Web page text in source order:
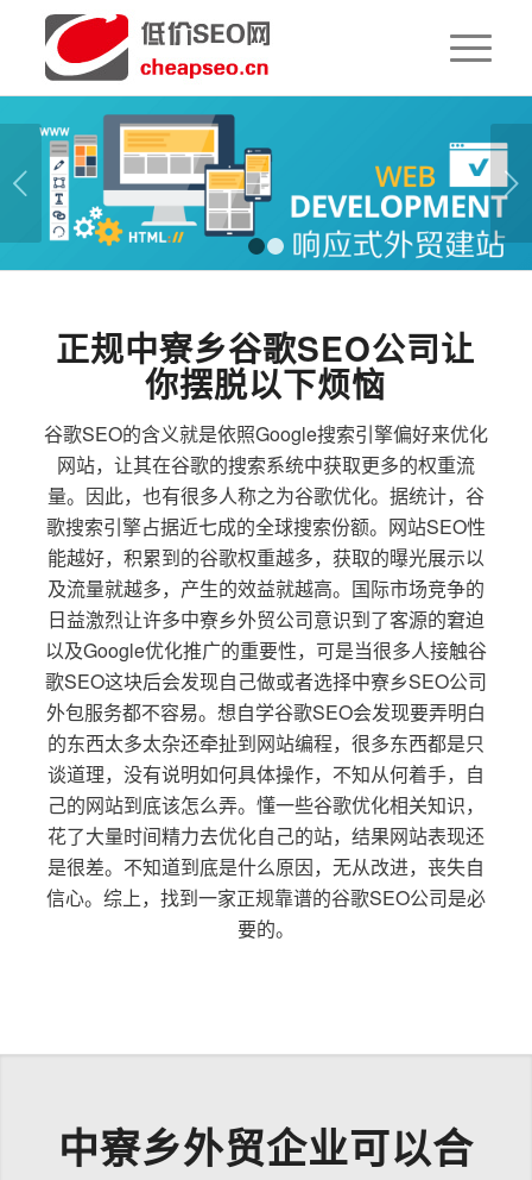
下一页
1 2
正规中寮乡谷歌SEO公司让
你摆脱以下烦恼
谷歌SEO的含义就是依照Google搜索引擎偏好来优化
网站，让其在谷歌的搜索系统中获取更多的权重流
量。因此，也有很多人称之为谷歌优化。据统计，谷
歌搜索引擎占据近七成的全球搜索份额。网站SEO性
能越好，积累到的谷歌权重越多，获取的曝光展示以
及流量就越多，产生的效益就越高。国际市场竞争的
日益激烈让许多中寮乡外贸公司意识到了客源的窘迫
以及Google优化推广的重要性，可是当很多人接触谷
歌SEO这块后会发现自己做或者选择中寮乡SEO公司
外包服务都不容易。想自学谷歌SEO会发现要弄明白
的东西太多太杂还牵扯到网站编程，很多东西都是只
谈道理，没有说明如何具体操作，不知从何着手，自
己的网站到底该怎么弄。懂一些谷歌优化相关知识，
花了大量时间精力去优化自己的站，结果网站表现还
是很差。不知道到底是什么原因，无从改进，丧失自
信心。综上，找到一家正规靠谱的谷歌SEO公司是必
要的。
中寮乡外贸企业可以合